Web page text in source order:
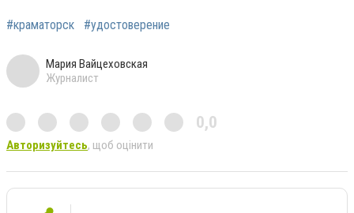
#краматорск #удостоверение
Мария Вайцеховская
Журналист
0,0
Авторизуйтесь, щоб оцінити